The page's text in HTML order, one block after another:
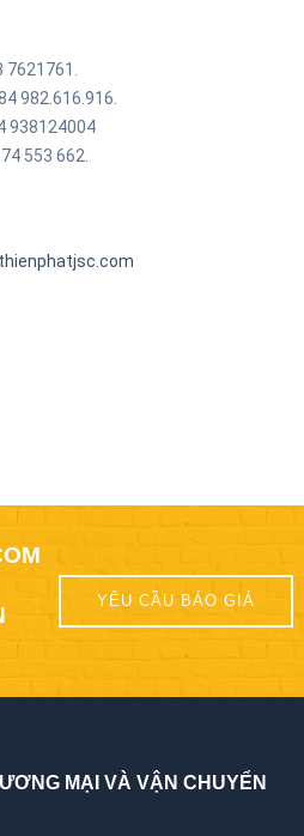
982.616.916.
938124004
553 662.
YÊU CẦU BÁO GIÁ
MẠI VÀ VẬN CHUYỂN